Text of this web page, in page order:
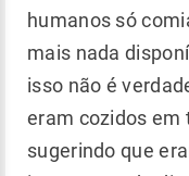
humanos só
mais nada
isso não é
eram cozidos em
sugerindo que